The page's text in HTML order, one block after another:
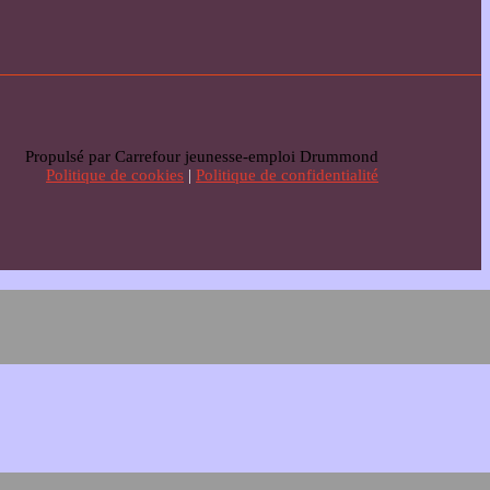
Propulsé par Carrefour jeunesse-emploi Drummond
Politique de cookies | Politique de confidentialité